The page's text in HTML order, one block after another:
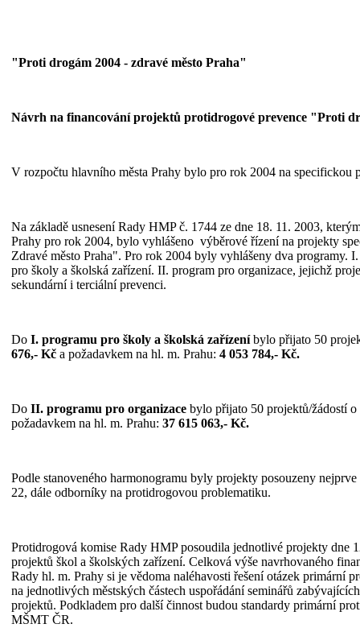
"Proti drogám 2004 - zdravé město Praha"
Návrh na financování projektů protidrogové prevence "Proti
V rozpočtu hlavního města Prahy bylo pro rok 2004 na specifickou
Na základě usnesení Rady HMP č. 1744 ze dne 18. 11. 2003,
Prahy pro rok 2004, bylo vyhlášeno výběrové řízení na projekty
Zdravé město Praha". Pro rok 2004 byly vyhlášeny dva programy.
pro školy a školská zařízení. II. program pro organizace, jejichž
sekundární i terciální prevenci.
Do I. programu pro školy a školská zařízeníbylo přijato 50
676,- Kč a požadavkem na hl. m. Prahu: 4 053 784,- Kč.
Do II. programu pro organizace bylo přijato 50 projektů/žádostí
požadavkem na hl. m. Prahu: 37 615 063,- Kč.
Podle stanoveného harmonogramu byly projekty posouzeny
22, dále odborníky na protidrogovou problematiku.
Protidrogová komise Rady HMP posoudila jednotlivé projekty dne
projektů škol a školských zařízení. Celková výše navrhovaného
Rady hl. m. Prahy si je vědoma naléhavosti řešení otázek primární
na jednotlivých městských částech uspořádání seminářů
projektů. Podkladem pro další činnost budou standardy primární
MŠMT ČR.